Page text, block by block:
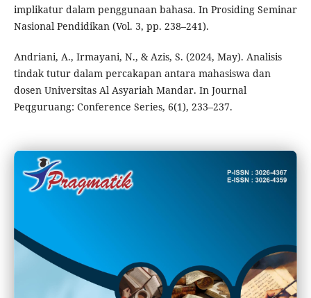
implikatur dalam penggunaan bahasa. In Prosiding Seminar
Nasional Pendidikan (Vol. 3, pp. 238–241).
Andriani, A., Irmayani, N., & Azis, S. (2024, May). Analisis
tindak tutur dalam percakapan antara mahasiswa dan
dosen Universitas Al Asyariah Mandar. In Journal
Peqguruang: Conference Series, 6(1), 233–237.